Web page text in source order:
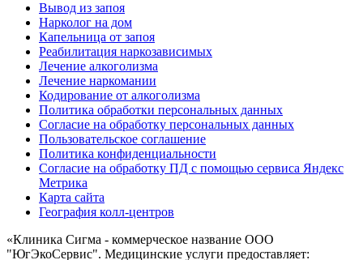
Вывод из запоя
Нарколог на дом
Капельница от запоя
Реабилитация наркозависимых
Лечение алкоголизма
Лечение наркомании
Кодирование от алкоголизма
Политика обработки персональных данных
Согласие на обработку персональных данных
Пользовательское соглашение
Политика конфиденциальности
Согласие на обработку ПД с помощью сервиса Яндекс
Метрика
Карта сайта
География колл-центров
«Клиника Сигма - коммерческое название ООО
"ЮгЭкоСервис". Медицинские услуги предоставляет: